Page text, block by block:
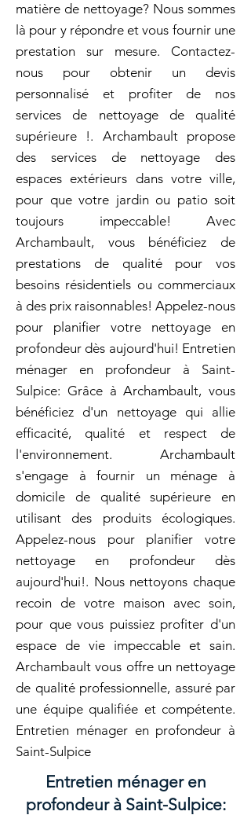
matière de nettoyage? Nous sommes
là pour y répondre et vous fournir une
prestation sur mesure. Contactez-
nous pour obtenir un devis
personnalisé et profiter de nos
services de nettoyage de qualité
supérieure !. Archambault propose
des services de nettoyage des
espaces extérieurs dans votre ville,
pour que votre jardin ou patio soit
toujours impeccable! Avec
Archambault, vous bénéficiez de
prestations de qualité pour vos
besoins résidentiels ou commerciaux
à des prix raisonnables! Appelez-nous
pour planifier votre nettoyage en
profondeur dès aujourd'hui! Entretien
ménager en profondeur à Saint-
Sulpice: Grâce à Archambault, vous
bénéficiez d'un nettoyage qui allie
efficacité, qualité et respect de
l'environnement. Archambault
s'engage à fournir un ménage à
domicile de qualité supérieure en
utilisant des produits écologiques.
Appelez-nous pour planifier votre
nettoyage en profondeur dès
aujourd'hui!. Nous nettoyons chaque
recoin de votre maison avec soin,
pour que vous puissiez profiter d'un
espace de vie impeccable et sain.
Archambault vous offre un nettoyage
de qualité professionnelle, assuré par
une équipe qualifiée et compétente.
Entretien ménager en profondeur à
Saint-Sulpice
Entretien ménager en
profondeur à Saint-Sulpice: